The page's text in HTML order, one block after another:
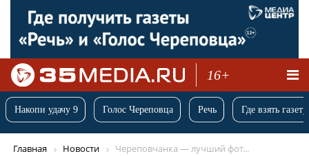
16+
Накопи удачу 9 Голос Череповца Речь Где взять
Главная Новости Череповчанка — лучший фот...